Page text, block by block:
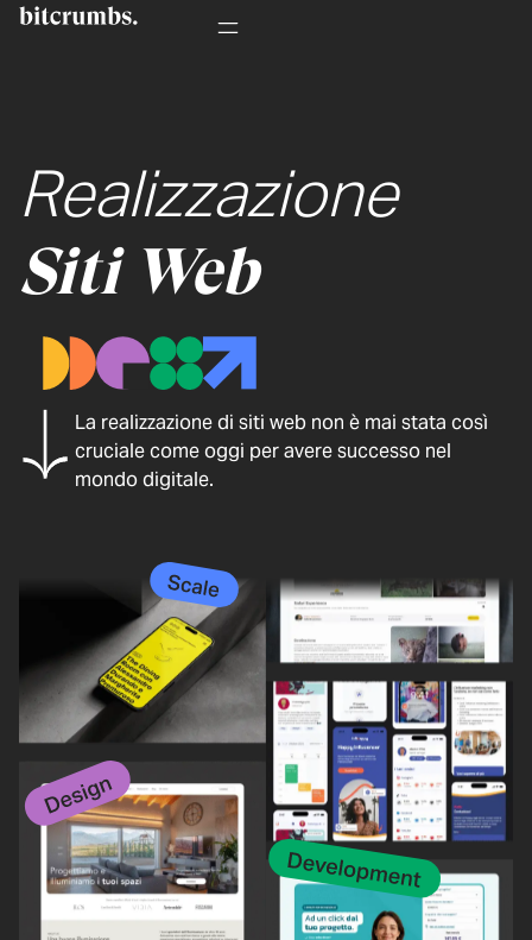
Realizzazione
Siti Web
La realizzazione di siti web non è mai stata così
cruciale come oggi per avere successo nel
mondo digitale.